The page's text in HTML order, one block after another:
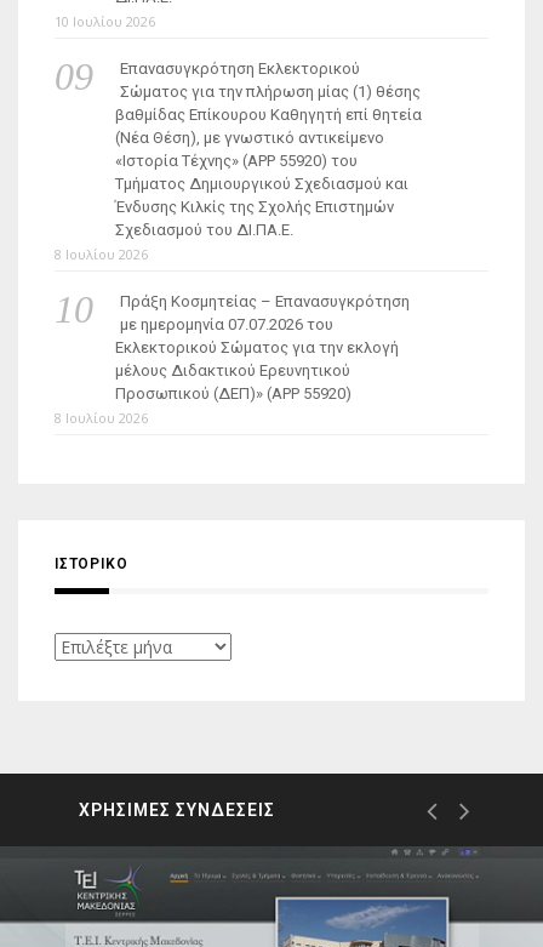
10 Ιουλίου 2026
Επανασυγκρότηση Εκλεκτορικού
Σώματος για την πλήρωση μίας (1) θέσης
βαθμίδας Επίκουρου Καθηγητή επί θητεία
(Νέα Θέση), με γνωστικό αντικείμενο
«Ιστορία Τέχνης» (ΑΡΡ 55920) του
Τμήματος Δημιουργικού Σχεδιασμού και
Ένδυσης Κιλκίς της Σχολής Επιστημών
Σχεδιασμού του ΔΙ.ΠΑ.Ε.
8 Ιουλίου 2026
Πράξη Κοσμητείας – Επανασυγκρότηση
με ημερομηνία 07.07.2026 του
Εκλεκτορικού Σώματος για την εκλογή
μέλους Διδακτικού Ερευνητικού
Προσωπικού (ΔΕΠ)» (APP 55920)
8 Ιουλίου 2026
ΙΣΤΟΡΙΚΌ
Ιστορικό
ΧΡΗΣΙΜΕΣ ΣΥΝΔΕΣΕΙΣ